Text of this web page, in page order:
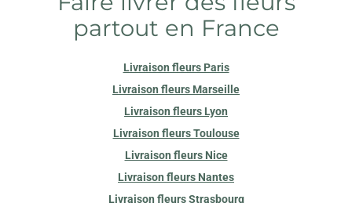
LE JARDIN DE STELLY
MARGUERITE FLEURISTE
partout en France
Livraison fleurs Paris
Livraison fleurs Marseille
Livraison fleurs Lyon
Livraison fleurs Toulouse
Livraison fleurs Nice
Livraison fleurs Nantes
Livraison fleurs Strasbourg